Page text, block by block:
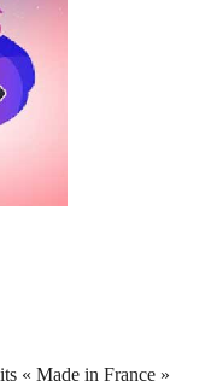
« Made in France »